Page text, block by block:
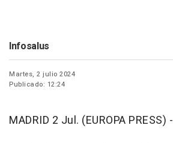
Infosalus
Martes, 2 julio 2024
Publicado: 12:24
MADRID 2 Jul. (EUROPA PRESS) -